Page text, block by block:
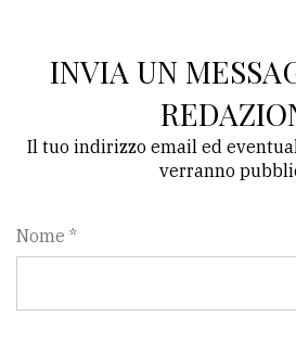
INVIA UN
Il tuo indirizzo email ed
verranno
Nome *